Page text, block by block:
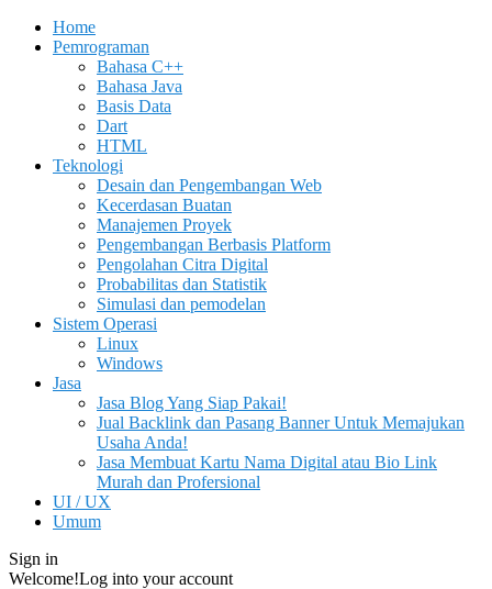
Home
Pemrograman
Bahasa C++
Bahasa Java
Basis Data
Dart
HTML
Teknologi
Desain dan Pengembangan Web
Kecerdasan Buatan
Manajemen Proyek
Pengembangan Berbasis Platform
Pengolahan Citra Digital
Probabilitas dan Statistik
Simulasi dan pemodelan
Sistem Operasi
Linux
Windows
Jasa
Jasa Blog Yang Siap Pakai!
Jual Backlink dan Pasang Banner Untuk Memajukan
Usaha Anda!
Jasa Membuat Kartu Nama Digital atau Bio Link
Murah dan Profersional
UI / UX
Umum
Sign in
Welcome!Log into your account